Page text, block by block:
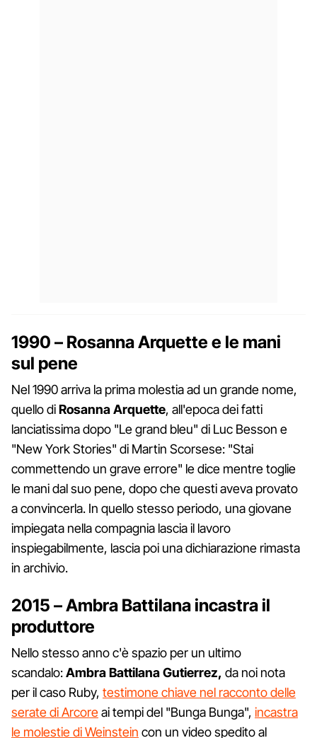
1990 – Rosanna Arquette e le mani
sul pene
Nel 1990 arriva la prima molestia ad un grande nome,
quello diRosanna Arquette, all'epoca dei fatti
lanciatissima dopo "Le grand bleu" di Luc Besson e
"New York Stories" di Martin Scorsese: "Stai
commettendo un grave errore" le dice mentre toglie
le mani dal suo pene, dopo che questi aveva provato
a convincerla. In quello stesso periodo, una giovane
impiegata nella compagnia lascia il lavoro
inspiegabilmente, lascia poi una dichiarazione rimasta
in archivio.
2015 – Ambra Battilana incastra il
produttore
Nello stesso anno c'è spazio per un ultimo
scandalo:Ambra Battilana Gutierrez, da noi nota
per il caso Ruby, testimone chiave nel racconto delle
serate di Arcoreai tempi del "Bunga Bunga", incastra
le molestie di Weinstein con un video spedito al